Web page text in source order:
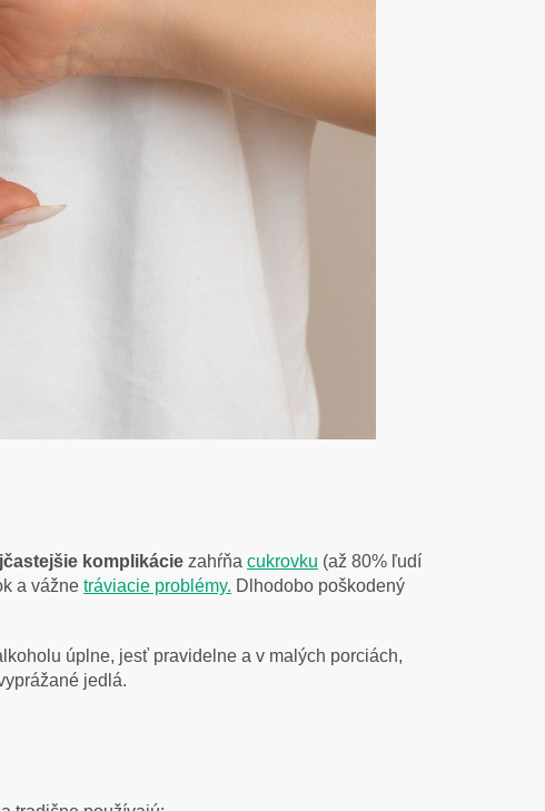
komplikácie zahŕňa cukrovku (až 80% ľudí
a vážne tráviacie problémy. Dlhodobo poškodený
úplne, jesť pravidelne a v malých porciách,
jedlá.